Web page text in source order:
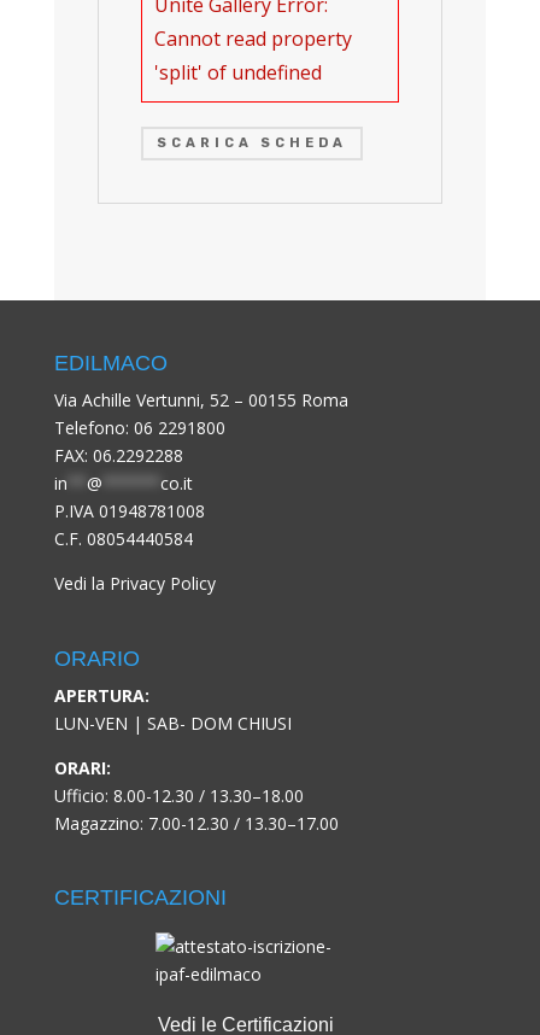
Cannot read property
'split' of undefined
SCARICA SCHEDA
EDILMACO
Via Achille Vertunni, 52 – 00155 Roma
Telefono: 06 2291800
FAX: 06.2292288
in
@
co.it
P.IVA 01948781008
C.F. 08054440584
Vedi la Privacy Policy
ORARIO
APERTURA:
LUN-VEN | SAB- DOM CHIUSI
ORARI:
Ufficio: 8.00-12.30 / 13.30–18.00
Magazzino: 7.00-12.30 / 13.30–17.00
CERTIFICAZIONI
Vedi le Certificazioni